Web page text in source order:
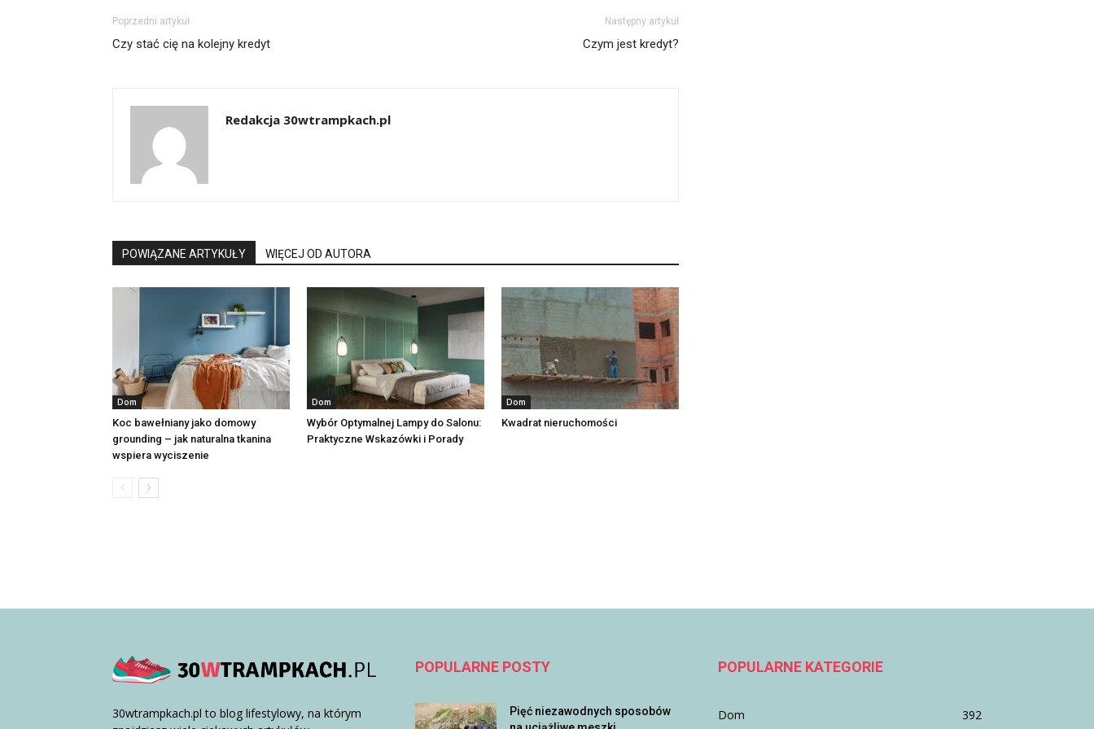
Poprzedni artykuł
Czy stać cię na kolejny kredyt
Następny artykuł
Czym jest kredyt?
Redakcja 30wtrampkach.pl
POWIĄZANE ARTYKUŁY WIĘCEJ OD AUTORA
Dom
Koc bawełniany jako domowy
grounding – jak naturalna tkanina
wspiera wyciszenie
Dom
Wybór Optymalnej Lampy do Salonu:
Praktyczne Wskazówki i Porady
Dom
Kwadrat nieruchomości
30wtrampkach.pl to blog lifestylowy, na którym
POPULARNE POSTY
Pięć niezawodnych sposobów
POPULARNE KATEGORIE
Dom 392